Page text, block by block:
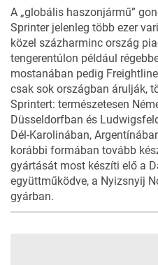
A „globális haszonjármű”
Sprinter jelenleg több ezer
közel százharminc ország
tengerentúlon például
mostanában pedig
csak sok országban árulják,
Sprintert: természetesen
Düsseldorfban és
Dél-Karolinában,
korábbi formában tovább
gyártását most készíti elő a
együttműködve, a Nyizsnyij
gyárban.